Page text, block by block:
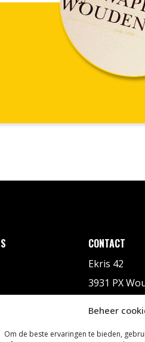
Beheer
Om de beste ervaringen te bieden,
CONTACT
Ekris 42
3931 PX